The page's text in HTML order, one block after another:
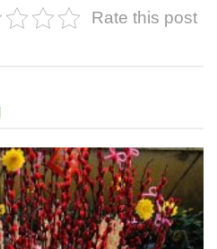
Rate this post